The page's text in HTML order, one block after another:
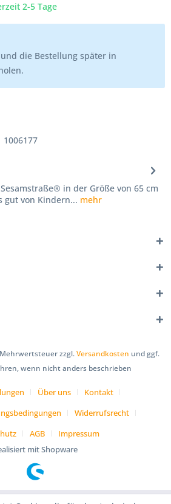
2-5 Tage
die Bestellung später in
1006177
in der Größe von 65 cm
gut von Kindern... mehr
zzgl.Versandkosten und ggf.
wenn nicht anders beschrieben
Über uns
Kontakt
Widerrufsrecht
AGB
Impressum
mit Shopware